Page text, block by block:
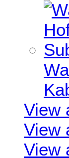
View
View
View